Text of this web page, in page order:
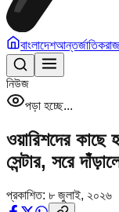
বাংলাদেশআন্তর্জাতিক
নিউজ
পড়া হচ্ছে...
ওয়ারিশদের কাছে
সেন্টার, সরে
প্রকাশিত: ৮ জুলাই, ২০২৬